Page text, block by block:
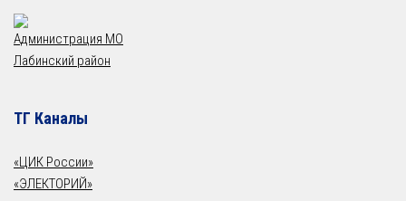
Администрация МО
Лабинский район
ТГ Каналы
«ЦИК России»
«ЭЛЕКТОРИЙ»